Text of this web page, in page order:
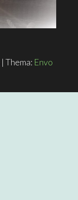
| Thema: Envo